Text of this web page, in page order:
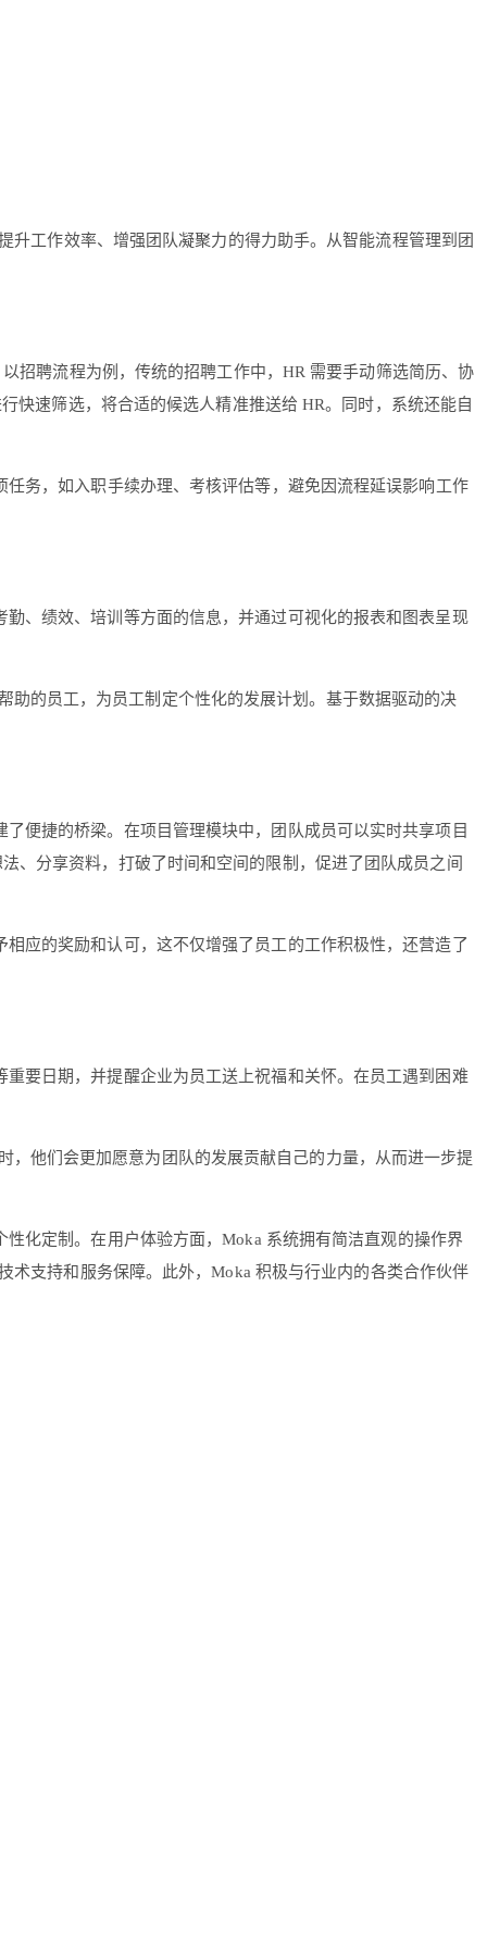
工作效率、增强团队凝聚力的得力助手。从智能流程管理到团
招聘流程为例，传统的招聘工作中，HR 需要手动筛选简历、协
快速筛选，将合适的候选人精准推送给 HR。同时，系统还能自
务，如入职手续办理、考核评估等，避免因流程延误影响工作
、绩效、培训等方面的信息，并通过可视化的报表和图表呈现
助的员工，为员工制定个性化的发展计划。基于数据驱动的决
便捷的桥梁。在项目管理模块中，团队成员可以实时共享项目
、分享资料，打破了时间和空间的限制，促进了团队成员之间
应的奖励和认可，这不仅增强了员工的工作积极性，还营造了
要日期，并提醒企业为员工送上祝福和关怀。在员工遇到困难
他们会更加愿意为团队的发展贡献自己的力量，从而进一步提
化定制。在用户体验方面，Moka 系统拥有简洁直观的操作界
术支持和服务保障。此外，Moka 积极与行业内的各类合作伙伴